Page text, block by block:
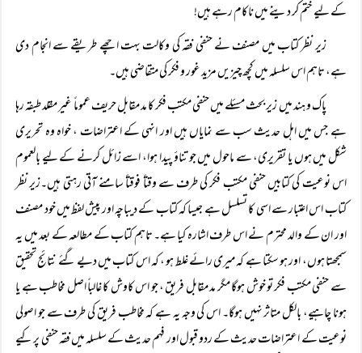
کے لیے ختم کر دینے میں ناکام رہے ہیں!
زیر نظر کتاب میں مصنف نے حنفی فقہ کی وکالت بہت اچھے طریقے سے انجام دی
ہے، تاہم اس سلسلہ میں کچھ چیزیں مزید غور و فکر کی متقاضی ہیں۔
پاک و ہند میں زیر بحث مسئلے میں حنفی مکتب فکر کا مد مقابل حریف عموماً غیر مقلد طبقہ رہا
ہے جس میں اہل حدیث سب سے نمایاں ہیں اور انہی کے اعتراضات ، خواہ وہ تحریری
شکل میں ہوں یا تقریری، سے ماحول میں جو تناؤ پیدا ہوا، اسے زائل کرنے کے لیے بالعموم
اس نوعیت کی کتابیں حنفی مکتب فکر کی طرف سے وقتاً فوقتاً سامنے آتی رہتی ہیں۔زیر نظر
کتاب اس اعتبار سے اسی کا تسلسل ہے جیسا کہ کتاب کے دیباچہ اور پیش لفظ میں خود مصنف
اور ان کے والد محترم نے اس طرف اشارہ کیا ہے۔ تاہم کتاب کے مطالعہ کے بعد میں یہ
سمجھتا ہوں، اور ہو سکتا ہے کہ میری رائے غلط ہو ، کہ اس کتاب میں دیے گئے نتائج تحقیق
سے حنفی مکتب فکر تو خوش ہوگا مگر مد مقابل فریق ، جو اس کاوش کا غالباً اصل مخاطب ہے یا
ہونا چاہیے، بالکل متاثر نہیں ہوگا۔ اس کی وجہ یہ ہے کہ مخاطب فریق کی طرف سے جو اصولی
نوعیت کے اعتراضات حدیث کے ردو قبول اور فہم حدیث کے سلسلہ میں فقہ حنفی پر کیے